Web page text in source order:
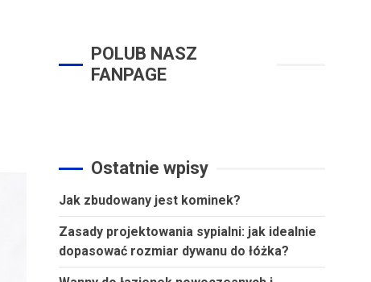
POLUB NASZ
FANPAGE
Ostatnie wpisy
Jak zbudowany jest kominek?
Zasady projektowania sypialni: jak idealnie
dopasować rozmiar dywanu do łóżka?